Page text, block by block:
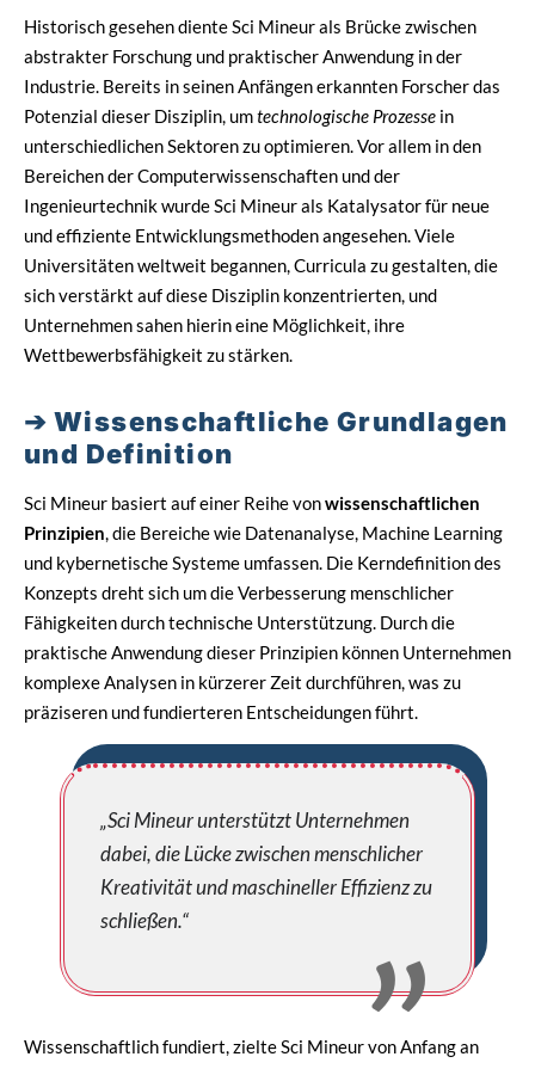
Historisch gesehen diente Sci Mineur als Brücke zwischen
abstrakter Forschung und praktischer Anwendung in der
Industrie. Bereits in seinen Anfängen erkannten Forscher das
Potenzial dieser Disziplin, umtechnologische Prozesse in
unterschiedlichen Sektoren zu optimieren. Vor allem in den
Bereichen der Computerwissenschaften und der
Ingenieurtechnik wurde Sci Mineur als Katalysator für neue
und effiziente Entwicklungsmethoden angesehen. Viele
Universitäten weltweit begannen, Curricula zu gestalten, die
sich verstärkt auf diese Disziplin konzentrierten, und
Unternehmen sahen hierin eine Möglichkeit, ihre
Wettbewerbsfähigkeit zu stärken.
Wissenschaftliche Grundlagen
und Definition
Sci Mineur basiert auf einer Reihe vonwissenschaftlichen
Prinzipien, die Bereiche wie Datenanalyse, Machine Learning
und kybernetische Systeme umfassen. Die Kerndefinition des
Konzepts dreht sich um die Verbesserung menschlicher
Fähigkeiten durch technische Unterstützung. Durch die
praktische Anwendung dieser Prinzipien können Unternehmen
komplexe Analysen in kürzerer Zeit durchführen, was zu
präziseren und fundierteren Entscheidungen führt.
„Sci Mineur unterstützt Unternehmen
dabei, die Lücke zwischen menschlicher
Kreativität und maschineller Effizienz zu
schließen.“
Wissenschaftlich fundiert, zielte Sci Mineur von Anfang an